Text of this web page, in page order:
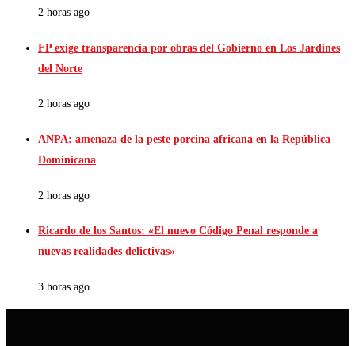
2 horas ago
FP exige transparencia por obras del Gobierno en Los Jardines
del Norte
2 horas ago
ANPA: amenaza de la peste porcina africana en la República
Dominicana
2 horas ago
Ricardo de los Santos: «El nuevo Código Penal responde a
nuevas realidades delictivas»
3 horas ago